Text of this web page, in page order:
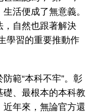
活便成了無意義。
，自然也跟著解決
學習的重要推動作
範“本科不牢”。彰
、最根本的本科教
年來，無論官方還